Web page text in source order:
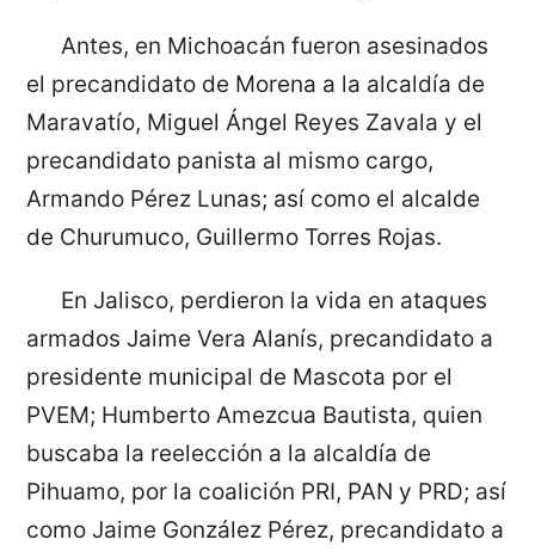
Antes, en Michoacán fueron asesinados
el precandidato de Morena a la alcaldía de
Maravatío, Miguel Ángel Reyes Zavala y el
precandidato panista al mismo cargo,
Armando Pérez Lunas; así como el alcalde
de Churumuco, Guillermo Torres Rojas.
En Jalisco, perdieron la vida en ataques
armados Jaime Vera Alanís, precandidato a
presidente municipal de Mascota por el
PVEM; Humberto Amezcua Bautista, quien
buscaba la reelección a la alcaldía de
Pihuamo, por la coalición PRI, PAN y PRD; así
como Jaime González Pérez, precandidato a